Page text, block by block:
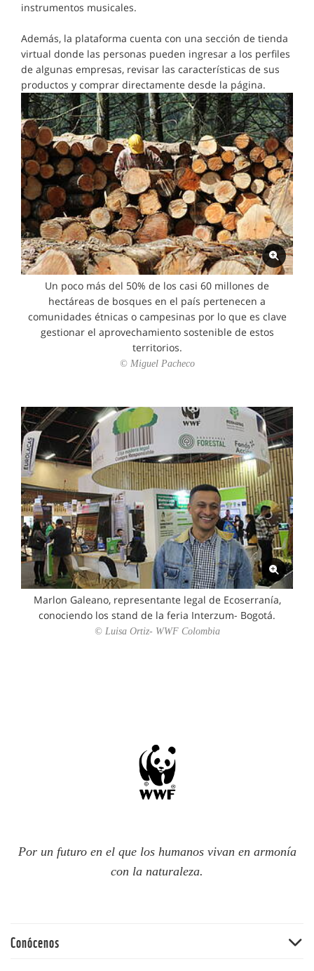
instrumentos musicales.
Además, la plataforma cuenta con una sección de tienda
virtual donde las personas pueden ingresar a los perfiles
de algunas empresas, revisar las características de sus
productos y comprar directamente desde la página.
Un poco más del 50% de los casi 60 millones de
hectáreas de bosques en el país pertenecen a
comunidades étnicas o campesinas por lo que es clave
gestionar el aprovechamiento sostenible de estos
territorios.
© Miguel Pacheco
Marlon Galeano, representante legal de Ecoserranía,
conociendo los stand de la feria Interzum- Bogotá.
© Luisa Ortiz- WWF Colombia
Por un futuro en el que los humanos vivan en armonía
con la naturaleza.
Conócenos